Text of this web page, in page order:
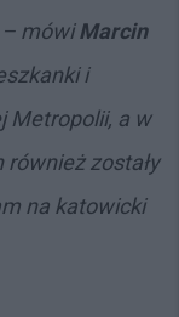
– mówiMarcin
i
Metropolii, a w
zostały
na katowicki